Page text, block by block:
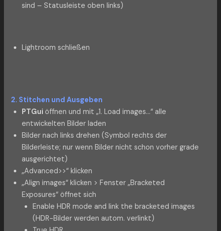
sind – Statusleiste oben links)
Lightroom schließen
2. Stitchen und Ausgeben
PTGui öffnen und mit „1. Load images…“ alle
entwickelten Bilder laden
Bilder nach links drehen (Symbol rechts der
Bilderleiste; nur wenn Bilder nicht schon vorher grade
ausgerichtet)
„Advanced>>“ klicken
„Align images“ klicken > Fenster „Bracketed
Exposures“ öffnet sich
Enable HDR mode and link the bracketed images
(HDR-Bilder werden autom. verlinkt)